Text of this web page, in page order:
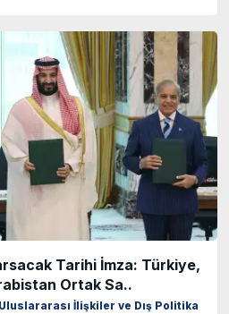
Tarihi İmza: Türkiye,
Ortak Sa..
Uluslararası İlişkiler ve Dış Politika